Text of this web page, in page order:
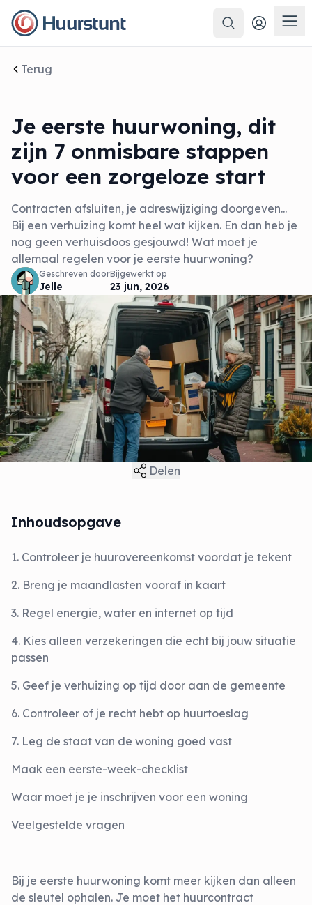
Zoeken
Terug
Je eerste huurwoning, dit
zijn 7 onmisbare stappen
voor een zorgeloze start
Contracten afsluiten, je adreswijziging doorgeven...
Bij een verhuizing komt heel wat kijken. En dan heb je
nog geen verhuisdoos gesjouwd! Wat moet je
allemaal regelen voor je eerste huurwoning?
Geschreven door
Jelle
Bijgewerkt op
23 jun, 2026
Delen
Bij je eerste huurwoning komt meer kijken dan alleen
de sleutel ophalen. Je moet het huurcontract
Inhoudsopgave
1. Controleer je huurovereenkomst voordat je tekent
2. Breng je maandlasten vooraf in kaart
3. Regel energie, water en internet op tijd
4. Kies alleen verzekeringen die echt bij jouw situatie
passen
5. Geef je verhuizing op tijd door aan de gemeente
6. Controleer of je recht hebt op huurtoeslag
7. Leg de staat van de woning goed vast
Maak een eerste-week-checklist
Waar moet je je inschrijven voor een woning
Veelgestelde vragen